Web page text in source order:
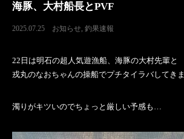
海豚、大村船長とPVF
2025.07.25 お知らせ, 釣果速報
22日は明石の超人気遊漁船、海豚の大村先輩と
戎丸のなおちゃんの操船でプチタイラバしてき
濁りがキツいのでちょっと厳しい予感も…